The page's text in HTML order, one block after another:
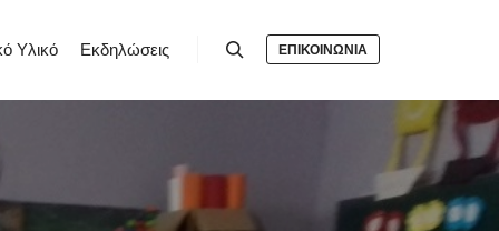
Υλικό Εκδηλώσεις ΕΠΙΚΟΙΝΩΝΙΑ